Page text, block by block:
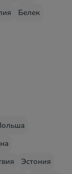
Белек
Эстония